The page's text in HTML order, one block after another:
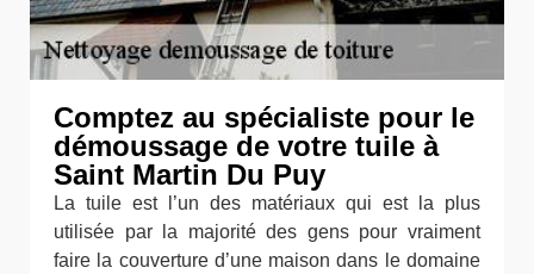
Comptez au spécialiste pour le
démoussage de votre tuile à
Saint Martin Du Puy
La tuile est l’un des matériaux qui est la plus
utilisée par la majorité des gens pour vraiment
faire la couverture d’une maison dans le domaine